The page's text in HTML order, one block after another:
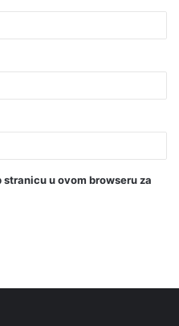
u ovom browseru za